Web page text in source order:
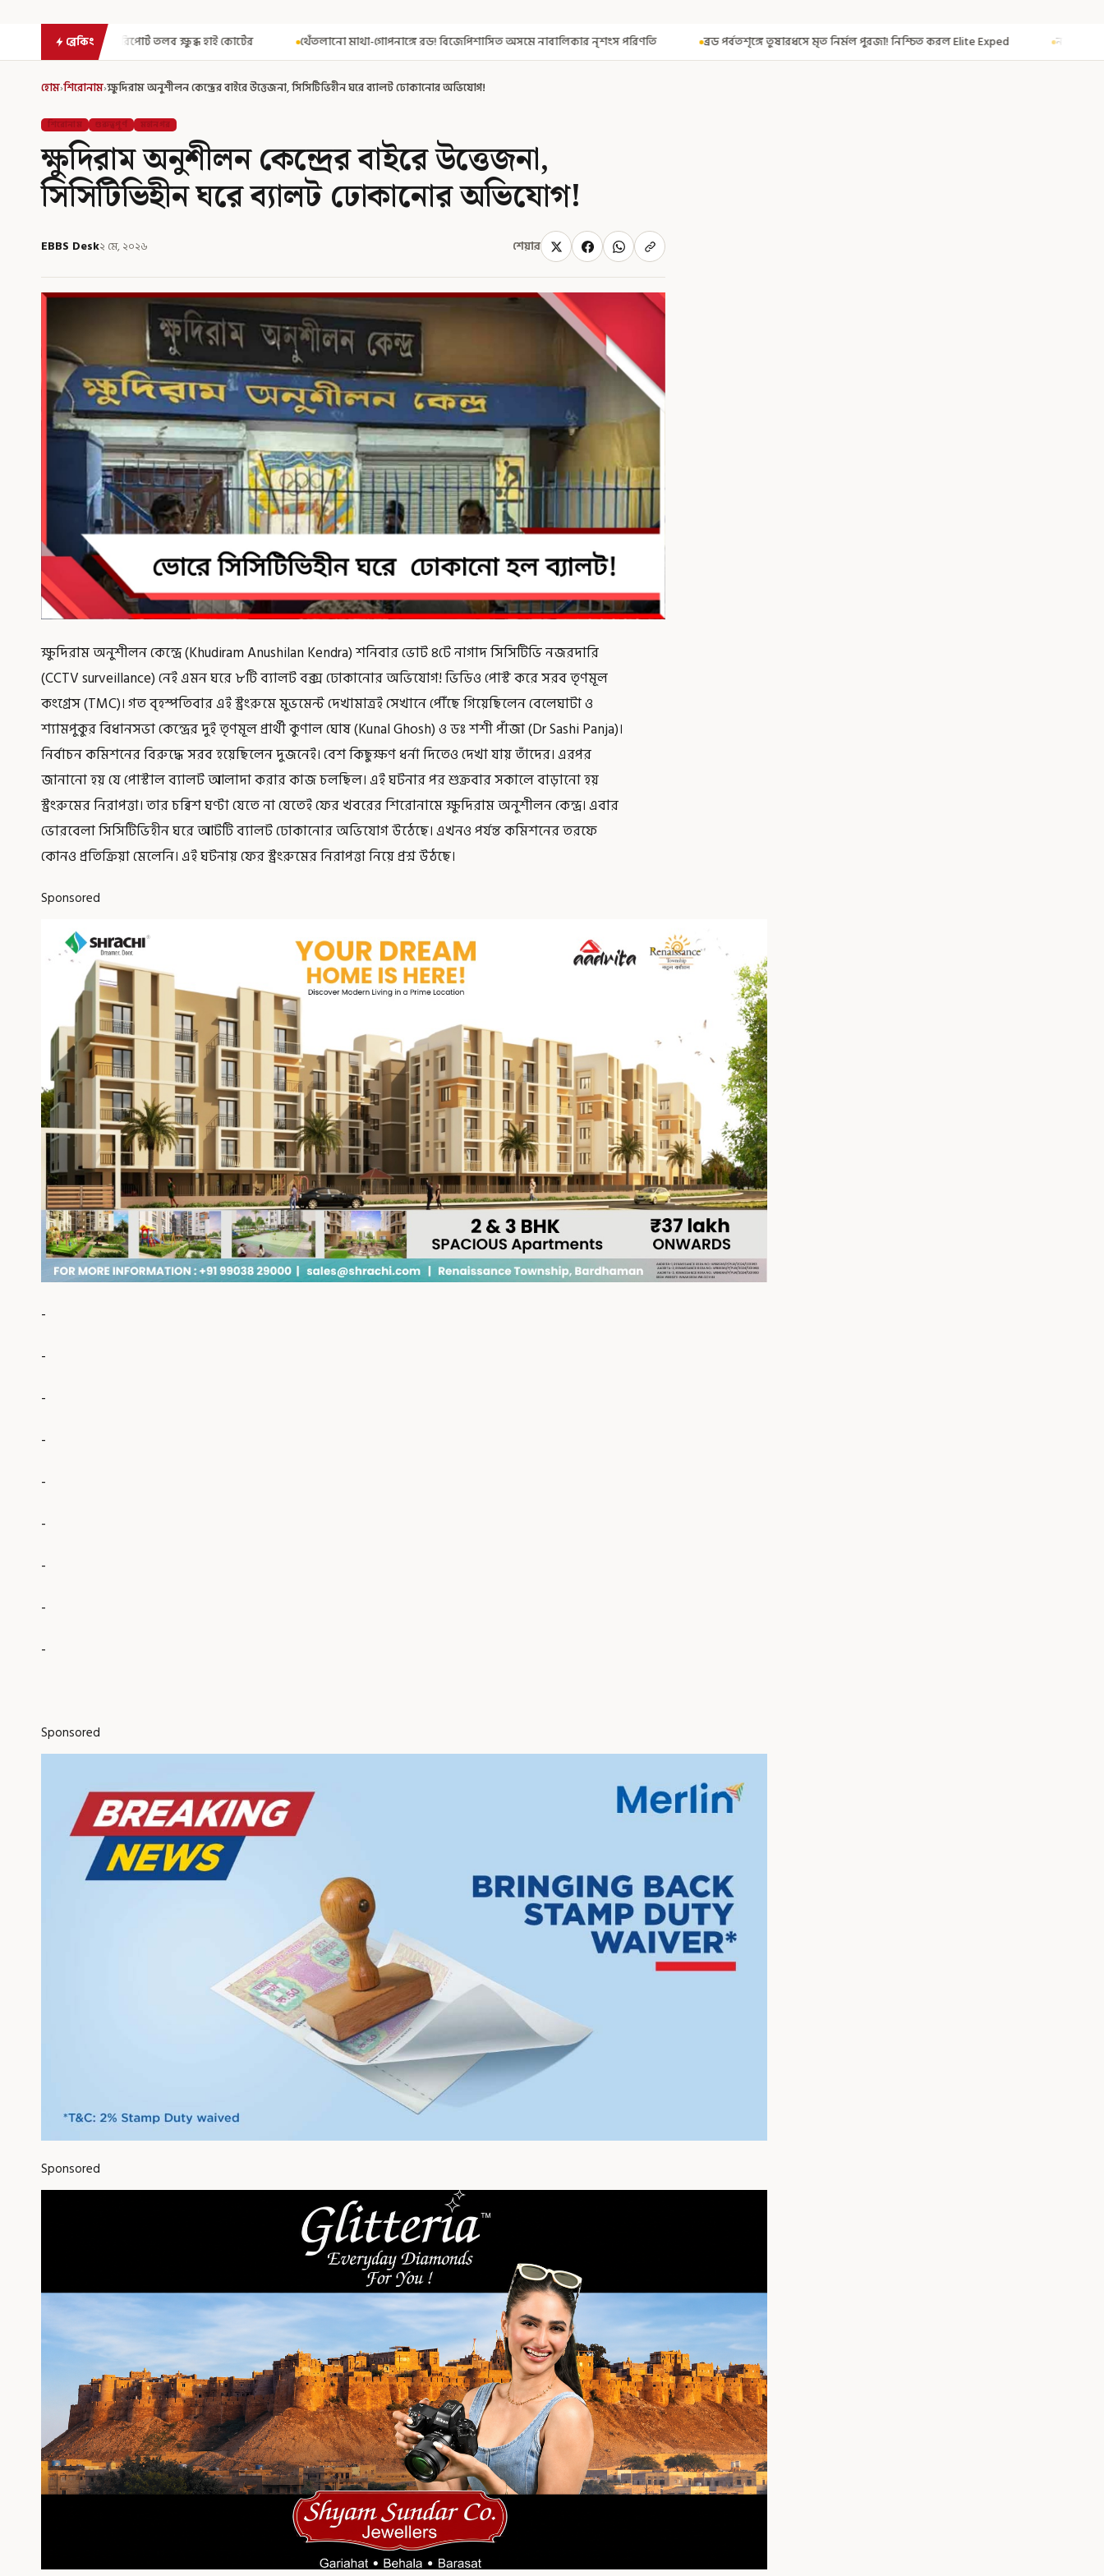
ব্রেকিং
তলব ক্ষুব্ধ হাই কোর্টের থেঁতলানো মাথা-গোপনাঙ্গে রড! বিজেপিশাসিত অসমে নাবালিকার নৃশংস পরিণতি ব্রড পর্বতশৃঙ্গে তুষারধসে মৃত নির্মল পুরজা! নিশ্চিত করল Elite Exped নাগরিকত্ব দিতেই CAA! ৩০০ মতুয়াকে
হোম›শিরোনাম›ক্ষুদিরাম অনুশীলন কেন্দ্রের বাইরে উত্তেজনা, সিসিটিভিহীন ঘরে ব্যালট ঢোকানোর অভিযোগ!
শিরোনাম গুরুত্বপূর্ণ মহানগর
ক্ষুদিরাম অনুশীলন কেন্দ্রের বাইরে উত্তেজনা,
সিসিটিভিহীন ঘরে ব্যালট ঢোকানোর অভিযোগ!
EBBS Desk২ মে, ২০২৬ শেয়ার
ক্ষুদিরাম অনুশীলন কেন্দ্রে (Khudiram Anushilan Kendra) শনিবার ভোট ৪টে নাগাদ সিসিটিভি নজরদারি
(CCTV surveillance) নেই এমন ঘরে ৮টি ব্যালট বক্স ঢোকানোর অভিযোগ! ভিডিও পোস্ট করে সরব তৃণমূল
কংগ্রেস (TMC)। গত বৃহস্পতিবার এই স্ট্রংরুমে মুভমেন্ট দেখামাত্রই সেখানে পৌঁছে গিয়েছিলেন বেলেঘাটা ও
শ্যামপুকুর বিধানসভা কেন্দ্রের দুই তৃণমূল প্রার্থী কুণাল ঘোষ (Kunal Ghosh) ও ডঃ শশী পাঁজা (Dr Sashi Panja)।
নির্বাচন কমিশনের বিরুদ্ধে সরব হয়েছিলেন দুজনেই। বেশ কিছুক্ষণ ধর্না দিতেও দেখা যায় তাঁদের। এরপর
জানানো হয় যে পোস্টাল ব্যালট আলাদা করার কাজ চলছিল। এই ঘটনার পর শুক্রবার সকালে বাড়ানো হয়
স্ট্রংরুমের নিরাপত্তা। তার চব্বিশ ঘণ্টা যেতে না যেতেই ফের খবরের শিরোনামে ক্ষুদিরাম অনুশীলন কেন্দ্র। এবার
ভোরবেলা সিসিটিভিহীন ঘরে আটটি ব্যালট ঢোকানোর অভিযোগ উঠেছে। এখনও পর্যন্ত কমিশনের তরফে
কোনও প্রতিক্রিয়া মেলেনি। এই ঘটনায় ফের স্ট্রংরুমের নিরাপত্তা নিয়ে প্রশ্ন উঠছে।
Sponsored
-
-
-
-
-
-
-
-
-
Sponsored
Sponsored